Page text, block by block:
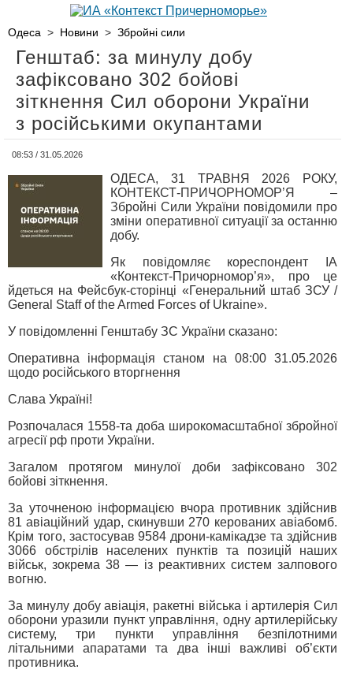
Одеса > Новини > Збройні сили
Генштаб: за минулу добу
зафіксовано 302 бойові
зіткнення Сил оборони України
з російськими окупантами
08:53 / 31.05.2026
ОДЕСА, 31 ТРАВНЯ 2026 РОКУ,
КОНТЕКСТ-ПРИЧОРНОМОР’Я –
Збройні Сили України повідомили про
зміни оперативної ситуації за останню
добу.
Як повідомляє кореспондент ІА
«Контекст-Причорномор’я», про це
йдеться на Фейсбук-сторінці «Генеральний штаб ЗСУ /
General Staff of the Armed Forces of Ukraine».
У повідомленні Генштабу ЗС України сказано:
Оперативна інформація станом на 08:00 31.05.2026
щодо російського вторгнення
Слава Україні!
Розпочалася 1558-та доба широкомасштабної збройної
агресії рф проти України.
Загалом протягом минулої доби зафіксовано 302
бойові зіткнення.
За уточненою інформацією вчора противник здійснив
81 авіаційний удар, скинувши 270 керованих авіабомб.
Крім того, застосував 9584 дрони-камікадзе та здійснив
3066 обстрілів населених пунктів та позицій наших
військ, зокрема 38 — із реактивних систем залпового
вогню.
За минулу добу авіація, ракетні війська і артилерія Сил
оборони уразили пункт управління, одну артилерійську
систему, три пункти управління безпілотними
літальними апаратами та два інші важливі об’єкти
противника.